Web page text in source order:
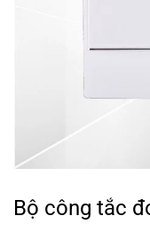
Bộ công tắc